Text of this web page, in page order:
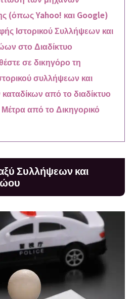
(όπως Yahoo! και Google)
Ιστορικού Συλλήψεων και
στο Διαδίκτυο
σε δικηγόρο τη
συλλήψεων και
από το διαδίκτυο
Μέτρα από το Δικηγορικό
Συλλήψεων και